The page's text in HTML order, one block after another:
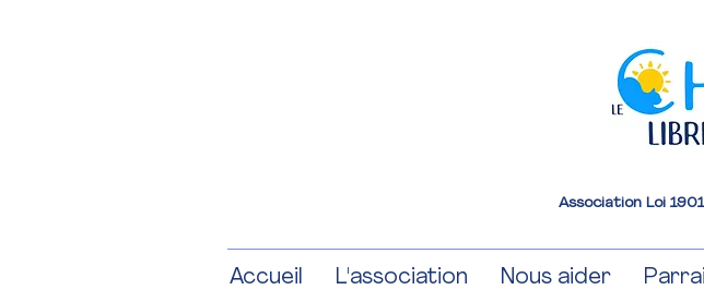
Association Loi
Accueil L'association Nous aider